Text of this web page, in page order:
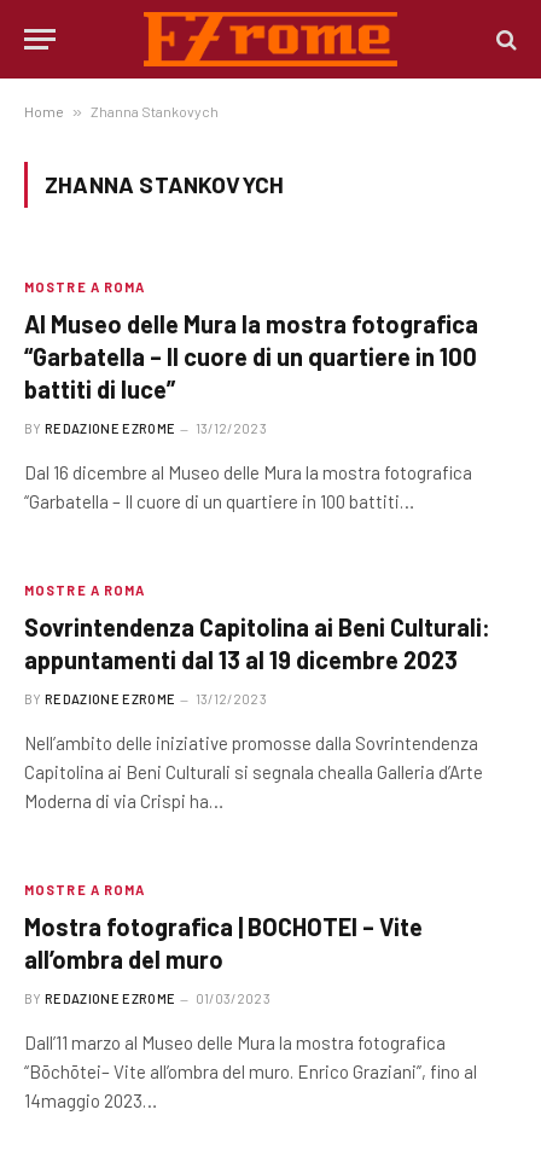
Home » Zhanna Stankovych
ZHANNA STANKOVYCH
MOSTRE A ROMA
Al Museo delle Mura la mostra fotografica
“Garbatella – Il cuore di un quartiere in 100
battiti di luce”
BY REDAZIONE EZROME 13/12/2023
Dal 16 dicembre al Museo delle Mura la mostra fotografica
“Garbatella – Il cuore di un quartiere in 100 battiti…
MOSTRE A ROMA
Sovrintendenza Capitolina ai Beni Culturali:
appuntamenti dal 13 al 19 dicembre 2023
BY REDAZIONE EZROME 13/12/2023
Nell’ambito delle iniziative promosse dalla Sovrintendenza
Capitolina ai Beni Culturali si segnala chealla Galleria d’Arte
Moderna di via Crispi ha…
MOSTRE A ROMA
Mostra fotografica | BOCHOTEI – Vite
all’ombra del muro
BY REDAZIONE EZROME 01/03/2023
Dall’11 marzo al Museo delle Mura la mostra fotografica
“Bōchōtei– Vite all’ombra del muro. Enrico Graziani”, fino al
14maggio 2023…